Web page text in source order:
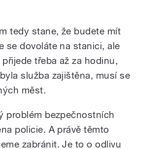
tedy stane, že budete mít
se dovoláte na stanici, ale
třeba až za hodinu,
služba zajištěna, musí se
měst.
problém bezpečnostních
policie. A právě těmto
zabránit. Je to o odlivu